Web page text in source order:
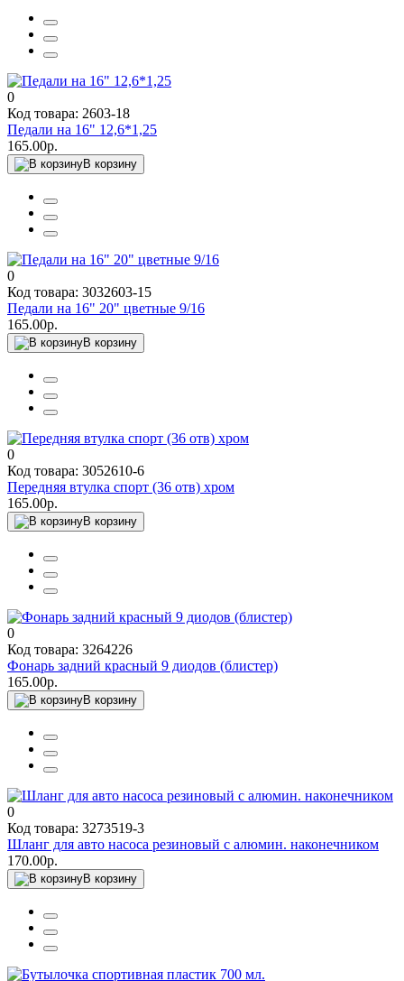
0
Код товара: 2603-18
Педали на 16" 12,6*1,25
165.00р.
В корзину
0
Код товара: 3032603-15
Педали на 16" 20" цветные 9/16
165.00р.
В корзину
0
Код товара: 3052610-6
Передняя втулка спорт (36 отв) хром
165.00р.
В корзину
0
Код товара: 3264226
Фонарь задний красный 9 диодов (блистер)
165.00р.
В корзину
0
Код товара: 3273519-3
Шланг для авто насоса резиновый с алюмин. наконечником
170.00р.
В корзину